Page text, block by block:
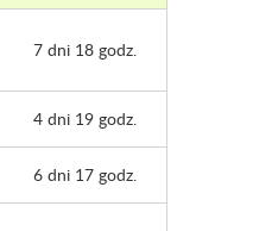
7 dni 18 godz.
4 dni 19 godz.
6 dni 17 godz.